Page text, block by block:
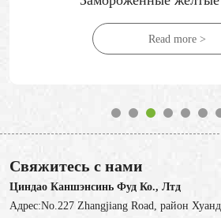
Read more >
Свяжитесь с нами
Циндао Каншэнсинь Фуд Ко., Лтд
Адрес:No.227 Zhangjiang Road, район